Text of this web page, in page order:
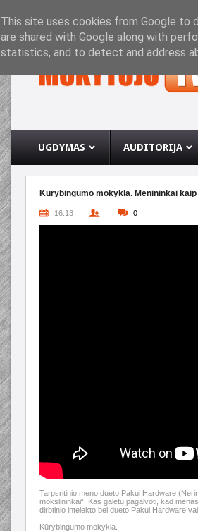
UGDYMAS AUDITORIJA
Kūrybingumo mokykla. Menininkai
16:13 0
Tarpsritinio meno dueto Pakui Hardware
mokslininkai“. Kas galėtų pagalvoti, kad
dirbtinio intelekto bei dueto Pakui Hardware
Kūrybingumo mokykla.
This site uses cookies from Google to
are shared with Google along with
statistics, and to detect and address